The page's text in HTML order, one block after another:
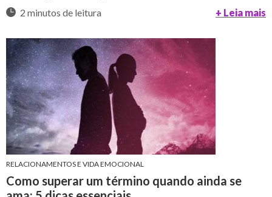
2 minutos de leitura
+ Leia mais
RELACIONAMENTOS E VIDA EMOCIONAL
Como superar um término quando ainda se